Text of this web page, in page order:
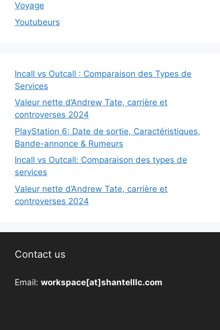
Voyage
Youtubeurs
Incall vs Outcall : Comparaison des Types de
Services
Valeur nette d’Andrew Tate, carrière et
controverses 2024
PlayStation 6: Date de sortie, Caractéristiques,
Bande-annonce & Rumeurs
Incall vs Outcall: Comparaison des types de
services
Valeur nette d’Andrew Tate, carrière et
controverses 2024
Contact us
Email: workspace[at]shantelllc.com